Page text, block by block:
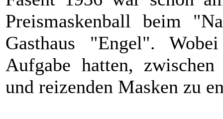
Preismaskenball beim
Gasthaus "Engel".
Aufgabe hatten,
und reizenden Masken zu